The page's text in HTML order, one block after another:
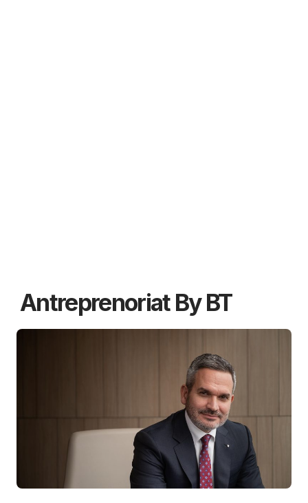
Antreprenoriat By BT